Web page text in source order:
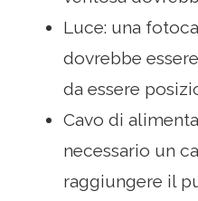
Luce: una
dovrebbe
da essere
Cavo di
necessario un
raggiungere il